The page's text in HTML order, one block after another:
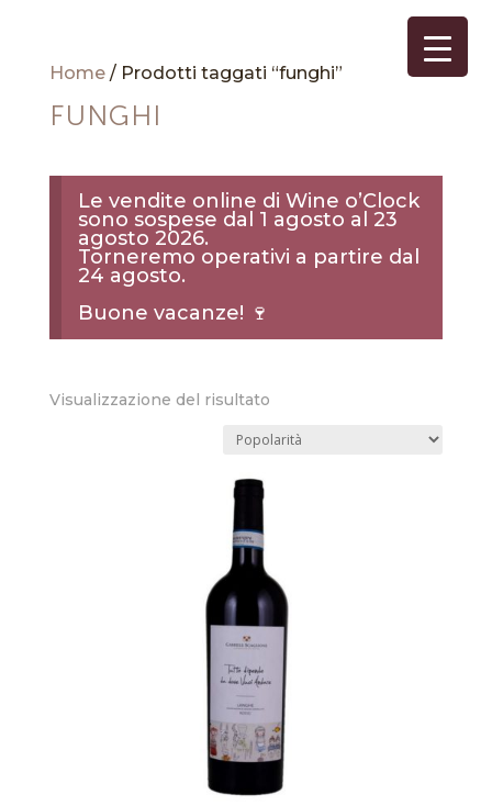
Home/ Prodotti taggati “funghi”
FUNGHI
Le vendite online di Wine o’Clock
sono sospese dal 1 agosto al 23
agosto 2026.
Torneremo operativi a partire dal
24 agosto.
Buone vacanze! 🍷
Visualizzazione del risultato